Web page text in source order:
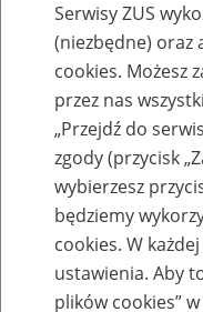
Szkolenia
Zaproś ZUS do
eZUS w
Serwisy ZUS
(niezbędne) oraz
cookies. Możesz
przez nas
„Przejdź do
zgody (przycisk
wybierzesz
będziemy
cookies. W
ustawienia. Aby
plików cookies”